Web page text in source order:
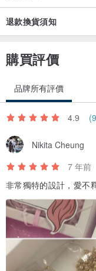
退款換貨須知
購買評價
品牌所有評價
4.9
Nikita Cheung
7 年前
非常獨特的設計，愛不